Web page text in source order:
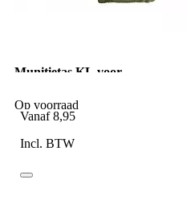
Munitietas KL voor
camo (E)
Op voorraad
Vanaf 8,95
Incl. BTW